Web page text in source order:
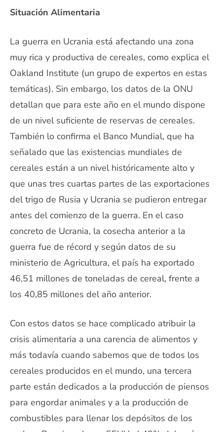
Situación Alimentaria
La guerra en Ucrania está afectando una zona
muy rica y productiva de cereales, como explica el
Oakland Institute (un grupo de expertos en estas
temáticas). Sin embargo, los datos de la ONU
detallan que para este año en el mundo dispone
de un nivel suficiente de reservas de cereales.
También lo confirma el Banco Mundial, que ha
señalado que las existencias mundiales de
cereales están a un nivel históricamente alto y
que unas tres cuartas partes de las exportaciones
del trigo de Rusia y Ucrania se pudieron entregar
antes del comienzo de la guerra. En el caso
concreto de Ucrania, la cosecha anterior a la
guerra fue de récord y según datos de su
ministerio de Agricultura, el país ha exportado
46,51 millones de toneladas de cereal, frente a
los 40,85 millones del año anterior.
Con estos datos se hace complicado atribuir la
crisis alimentaria a una carencia de alimentos y
más todavía cuando sabemos que de todos los
cereales producidos en el mundo, una tercera
parte están dedicados a la producción de piensos
para engordar animales y a la producción de
combustibles para llenar los depósitos de los